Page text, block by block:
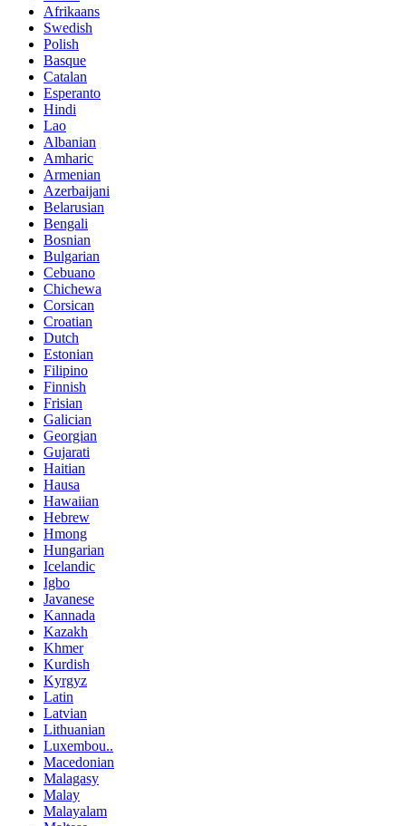
Afrikaans
Swedish
Polish
Basque
Catalan
Esperanto
Hindi
Lao
Albanian
Amharic
Armenian
Azerbaijani
Belarusian
Bengali
Bosnian
Bulgarian
Cebuano
Chichewa
Corsican
Croatian
Dutch
Estonian
Filipino
Finnish
Frisian
Galician
Georgian
Gujarati
Haitian
Hausa
Hawaiian
Hebrew
Hmong
Hungarian
Icelandic
Igbo
Javanese
Kannada
Kazakh
Khmer
Kurdish
Kyrgyz
Latin
Latvian
Lithuanian
Luxembou..
Macedonian
Malagasy
Malay
Malayalam